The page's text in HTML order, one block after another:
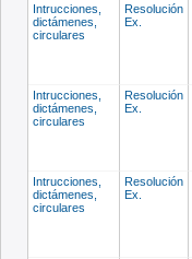
Intrucciones,
dictámenes,
circulares
Resolución
Ex.
Intrucciones,
dictámenes,
circulares
Resolución
Ex.
Intrucciones,
dictámenes,
circulares
Resolución
Ex.